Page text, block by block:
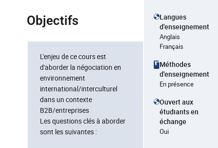
Objectifs
L'enjeu de ce cours est
d'aborder la négociation en
environnement
international/interculturel
dans un contexte
B2B/entreprises
Les questions clés à aborder
sont les suivantes :
Langues
d'enseignement
Anglais
Français
Méthodes
d'enseignement
En présence
Ouvert aux
étudiants en
échange
Oui